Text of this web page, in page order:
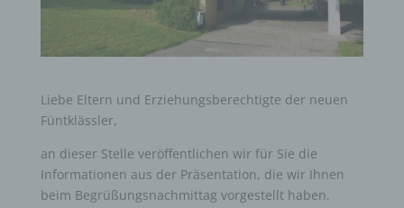
Liebe Eltern und Erziehungsberechtigte der neuen
Füntklässler,
an dieser Stelle veröffentlichen wir für Sie die
Informationen aus der Präsentation, die wir Ihnen
beim Begrüßungsnachmittag vorgestellt haben.